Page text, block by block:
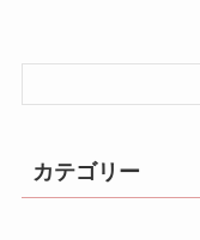
カテゴリー